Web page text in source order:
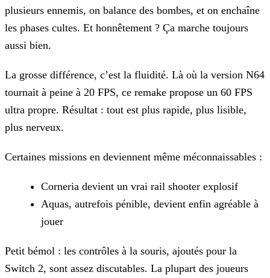
plusieurs ennemis, on balance des bombes, et on enchaîne
les phases cultes. Et honnêtement ? Ça marche toujours
aussi bien.
La grosse différence, c’est la fluidité. Là où la version N64
tournait à peine à 20 FPS, ce remake propose un 60 FPS
ultra propre. Résultat : tout est plus rapide, plus lisible,
plus nerveux.
Certaines missions en deviennent même méconnaissables :
Corneria devient un vrai rail shooter explosif
Aquas, autrefois pénible, devient enfin agréable à
jouer
Petit bémol : les contrôles à la souris, ajoutés pour la
Switch 2, sont assez discutables. La plupart des joueurs